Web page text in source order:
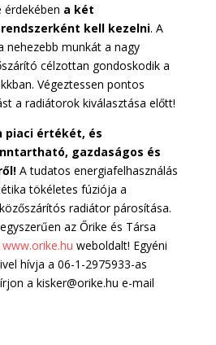
érdekében a két
kell kezelni. A
nehezebb munkát a nagy
célzottan gondoskodik a
Végeztessen pontos
a radiátorok kiválasztása előtt!
piaci értékét, és
gazdaságos és
A tudatos energiafelhasználás
tökéletes fúziója a
radiátor párosítása.
az Őrike és Társa
www.orike.hu weboldalt! Egyéni
hívja a 06-1-2975933-as
a kisker@orike.hu e-mail